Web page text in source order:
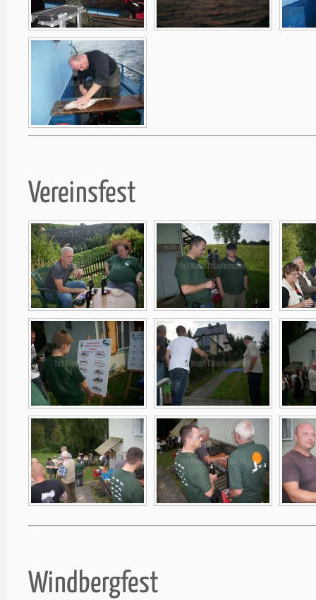
Vereinsfest
Windbergfest